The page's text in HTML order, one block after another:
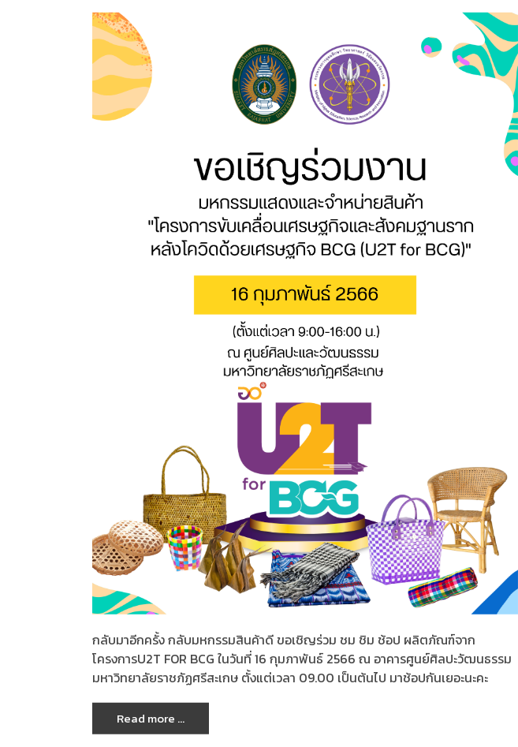
กลับมาอีกครั้ง กลับมหกรรมสินค้าดี ขอเชิญร่วม ชม ชิม ช้อป ผลิตภัณฑ์จาก
โครงการU2T FOR BCG ในวันที่ 16 กุมภาพันธ์ 2566 ณ อาคารศูนย์ศิลปะวัฒนธรรม
มหาวิทยาลัยราชภัฏศรีสะเกษ ตั้งแต่เวลา 09.00 เป็นต้นไป มาช้อปกันเยอะนะคะ
Read more ...